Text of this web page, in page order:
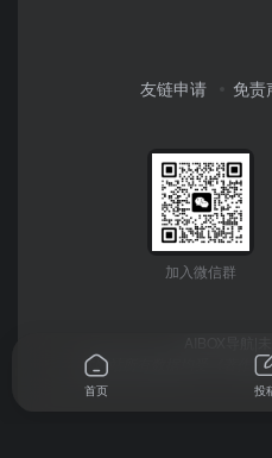
友链申请 免责
加入微信群
本网站所有数据均受《著作权
首页 投